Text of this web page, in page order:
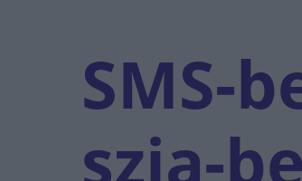
SMS-
szja-